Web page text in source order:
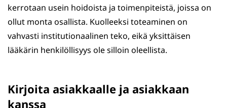
kerrotaan usein hoidoista ja toimenpiteistä, joissa on
ollut monta osallista. Kuolleeksi toteaminen on
vahvasti institutionaalinen teko, eikä yksittäisen
lääkärin henkilöllisyys ole silloin oleellista.
Kirjoita asiakkaalle ja asiakkaan
kanssa